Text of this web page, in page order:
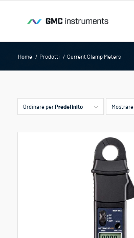
Home / Prodotti / Current Clamp Meters
Ordinare perPredefinito Mostrare